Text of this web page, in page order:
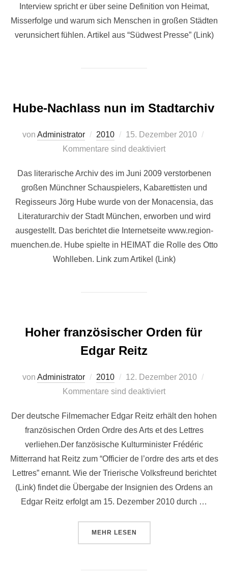
Interview spricht er über seine Definition von Heimat,
Misserfolge und warum sich Menschen in großen Städten
verunsichert fühlen. Artikel aus “Südwest Presse” (Link)
Hube-Nachlass nun im Stadtarchiv
von Administrator 2010
Veröffentlicht
am
15. Dezember 2010
Kommentare sind deaktiviert
Das literarische Archiv des im Juni 2009 verstorbenen
großen Münchner Schauspielers, Kabarettisten und
Regisseurs Jörg Hube wurde von der Monacensia, das
Literaturarchiv der Stadt München, erworben und wird
ausgestellt. Das berichtet die Internetseite www.region-
muenchen.de. Hube spielte in HEIMAT die Rolle des Otto
Wohlleben. Link zum Artikel (Link)
Hoher französischer Orden für
Edgar Reitz
von Administrator 2010
Veröffentlicht
am
12. Dezember 2010
Kommentare sind deaktiviert
Der deutsche Filmemacher Edgar Reitz erhält den hohen
französischen Orden Ordre des Arts et des Lettres
verliehen.Der fanzösische Kulturminister Frédéric
Mitterrand hat Reitz zum “Officier de l’ordre des arts et des
Lettres” ernannt. Wie der Trierische Volksfreund berichtet
(Link) findet die Übergabe der Insignien des Ordens an
Edgar Reitz erfolgt am 15. Dezember 2010 durch …
MEHR ÜBER “HOHER
LESEN